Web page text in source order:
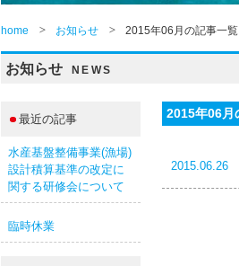
home お知らせ 2015年06月の記事一覧
お知らせ NEWS
2015年06月
2015.06.26
最近の記事
水産基盤整備事業(漁場)
設計積算基準の改定に
関する研修会について
臨時休業